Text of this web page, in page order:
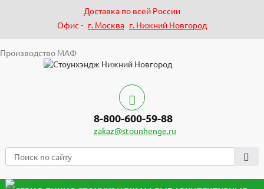
Доставка по всей России
Офис - г. Москва г. Нижний Новгород
Производство МАФ
8-800-600-59-88
zakaz@stounhenge.ru